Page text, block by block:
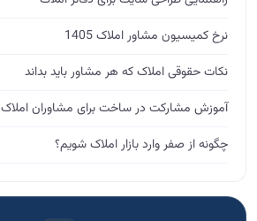
نرخ کمیسیون مشاور املاک 1405
نکات حقوقی املاک که هر مشاور باید بداند
آموزش مشارکت در ساخت برای مشاوران املاک
چگونه از صفر وارد بازار املاک شویم؟